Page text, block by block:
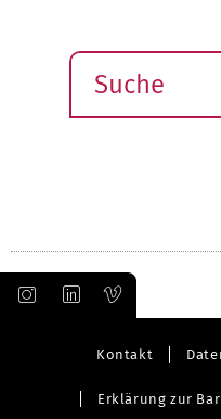
Suche
Kontakt
Erklärung zur